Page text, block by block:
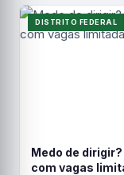
DISTRITO FEDERAL
Medo de
com vagas